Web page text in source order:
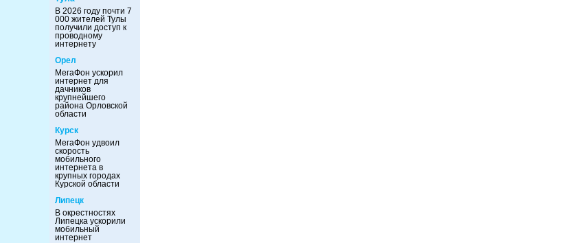
В 2026 году почти 7
000 жителей Тулы
получили доступ к
проводному
интернету
Орел
МегаФон ускорил
интернет для
дачников
крупнейшего
района Орловской
области
Курск
МегаФон удвоил
скорость
мобильного
интернета в
крупных городах
Курской области
Липецк
В окрестностях
Липецка ускорили
мобильный
интернет